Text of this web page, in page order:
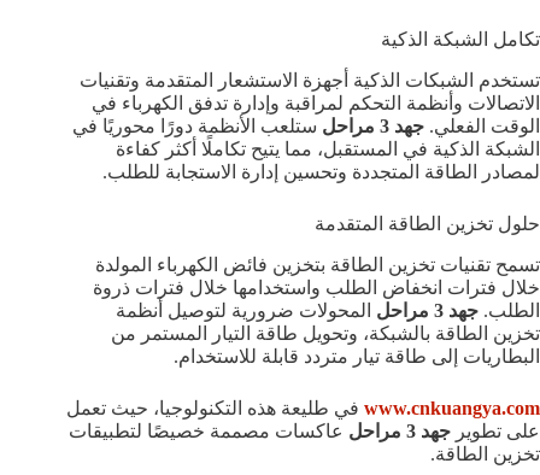
تكامل الشبكة الذكية
تستخدم الشبكات الذكية أجهزة الاستشعار المتقدمة وتقنيات
الاتصالات وأنظمة التحكم لمراقبة وإدارة تدفق الكهرباء في
الوقت الفعلي. جهد 3 مراحل
ستلعب الأنظمة دورًا محوريًا في
الشبكة الذكية في المستقبل، مما يتيح تكاملًا أكثر كفاءة
لمصادر الطاقة المتجددة وتحسين إدارة الاستجابة للطلب.
حلول تخزين الطاقة المتقدمة
تسمح تقنيات تخزين الطاقة بتخزين فائض الكهرباء المولدة
خلال فترات انخفاض الطلب واستخدامها خلال فترات ذروة
الطلب. جهد 3 مراحل
المحولات ضرورية لتوصيل أنظمة
تخزين الطاقة بالشبكة، وتحويل طاقة التيار المستمر من
البطاريات إلى طاقة تيار متردد قابلة للاستخدام.
www.cnkuangya.com في طليعة هذه التكنولوجيا، حيث تعمل
على تطوير جهد 3 مراحل
عاكسات مصممة خصيصًا لتطبيقات
تخزين الطاقة.